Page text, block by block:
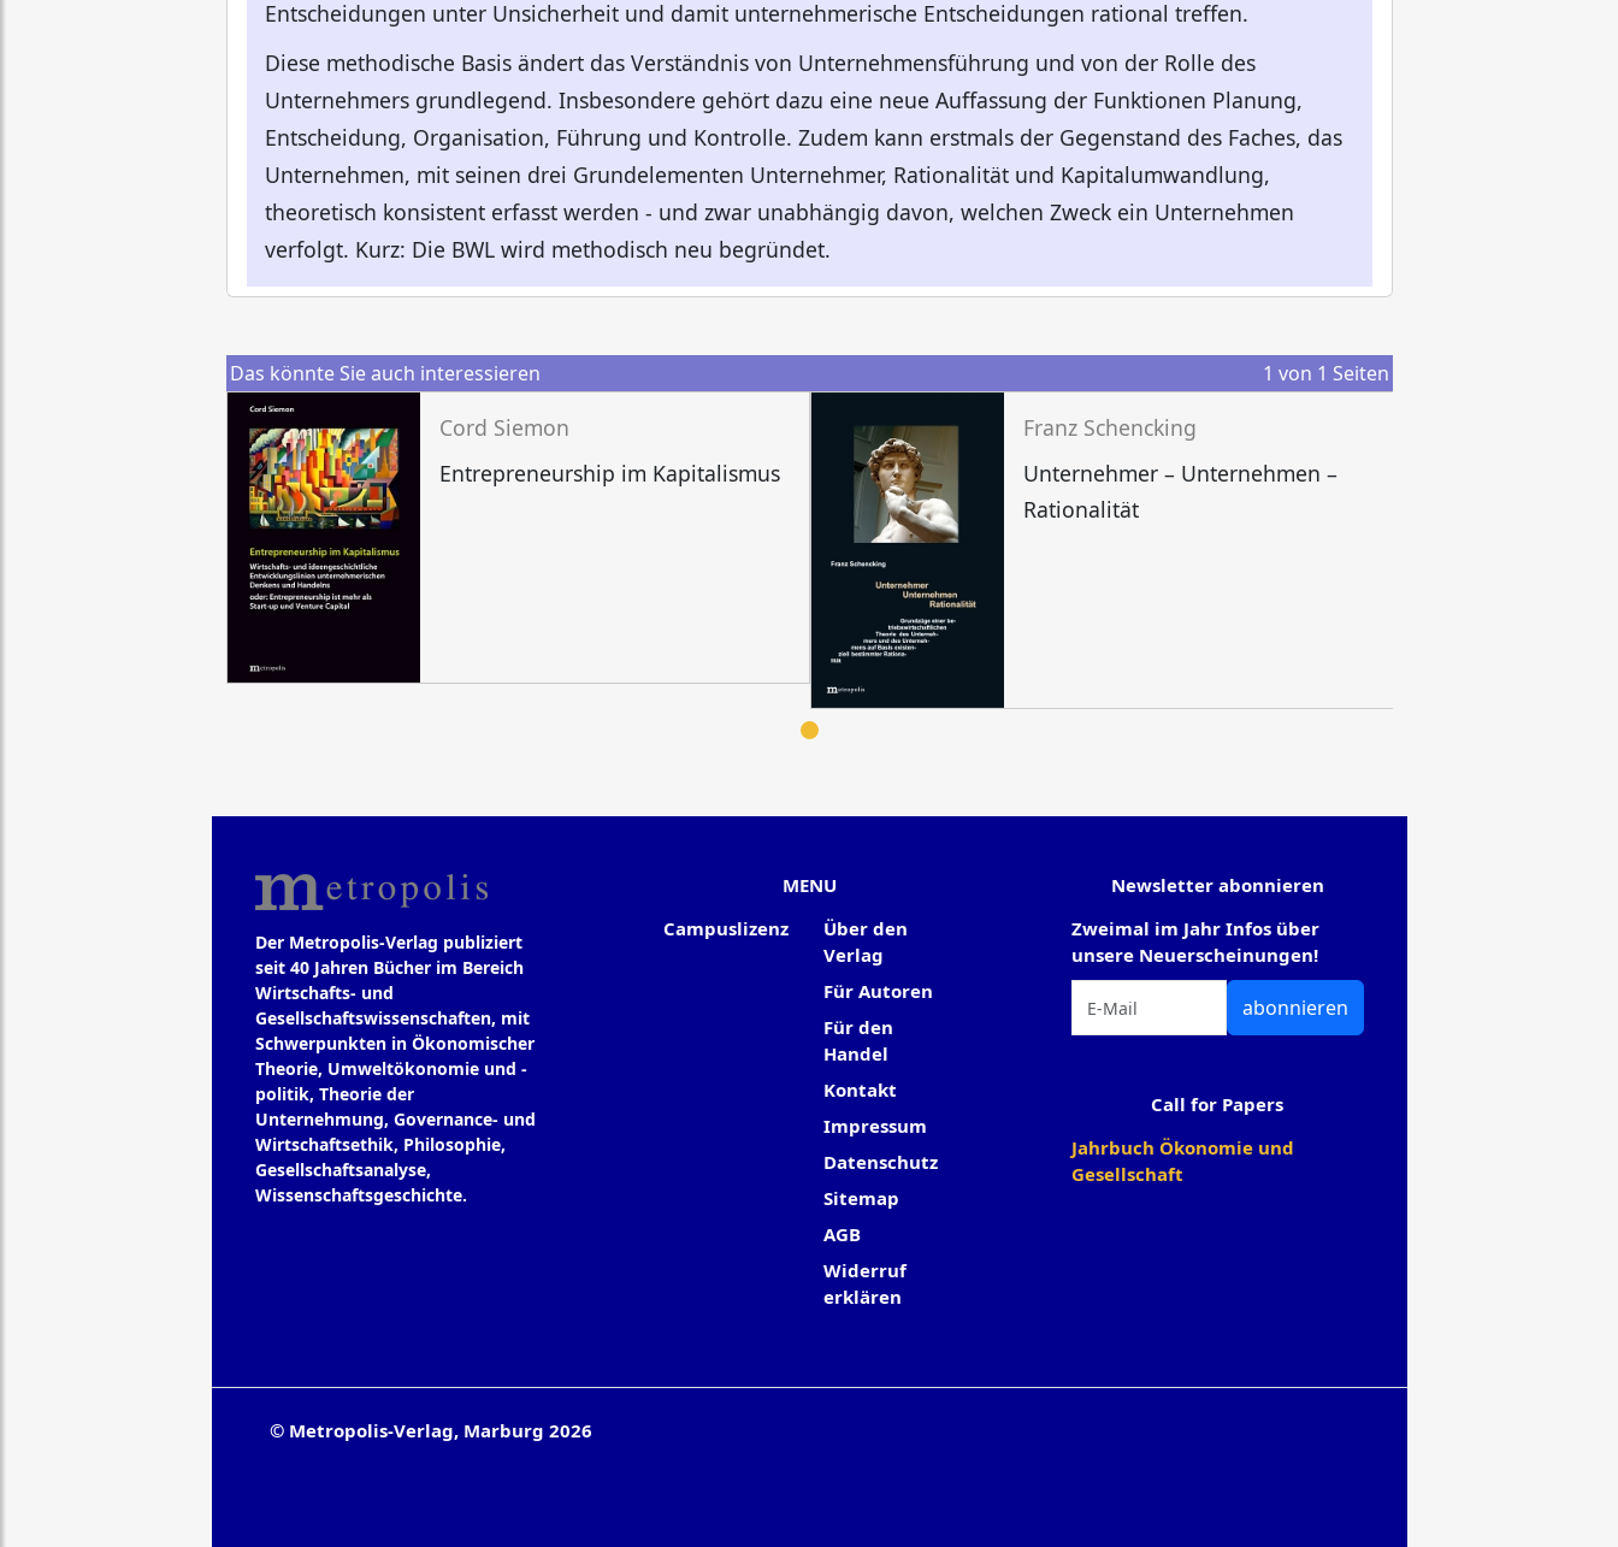
Entscheidungen unter Unsicherheit und damit unternehmerische Entscheidungen rational treffen.
Diese methodische Basis ändert das Verständnis von Unternehmensführung und von der Rolle des
Unternehmers grundlegend. Insbesondere gehört dazu eine neue Auffassung der Funktionen Planung,
Entscheidung, Organisation, Führung und Kontrolle. Zudem kann erstmals der Gegenstand des Faches, das
Unternehmen, mit seinen drei Grundelementen Unternehmer, Rationalität und Kapitalumwandlung,
theoretisch konsistent erfasst werden - und zwar unabhängig davon, welchen Zweck ein Unternehmen
verfolgt. Kurz: Die BWL wird methodisch neu begründet.
Das könnte Sie auch interessieren 1 von 1 Seiten
Cord Siemon
Entrepreneurship im Kapitalismus
Franz Schencking
Unternehmer – Unternehmen –
Rationalität
Der Metropolis-Verlag publiziert
seit 40 Jahren Bücher im Bereich
Wirtschafts- und
Gesellschaftswissenschaften, mit
Schwerpunkten in Ökonomischer
Theorie, Umweltökonomie und -
politik, Theorie der
Unternehmung, Governance- und
Wirtschaftsethik, Philosophie,
Gesellschaftsanalyse,
Wissenschaftsgeschichte.
MENU
Campuslizenz
Über den
Verlag
Für Autoren
Für den
Handel
Kontakt
Impressum
Datenschutz
Sitemap
AGB
Widerruf
erklären
Newsletter abonnieren
Zweimal im Jahr Infos über
unsere Neuerscheinungen!
abonnieren
Call for Papers
Jahrbuch Ökonomie und
Gesellschaft
© Metropolis-Verlag, Marburg 2026